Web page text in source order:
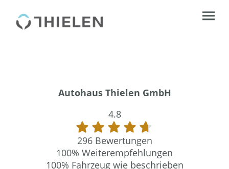
Autohaus Thielen GmbH
4.8
296 Bewertungen
100% Weiterempfehlungen
100% Fahrzeug wie beschrieben